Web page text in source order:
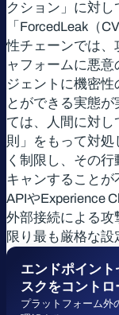
クション」に対し
「ForcedLeak（
性チェーンでは、
ャフォームに悪
ジェントに機密性
とができる実態
ては、人間に対し
則」をもって対処
く制限し、その
キャンすることが
APIやExperience
外部接続による攻
限り最も厳格な設
エンドポイン
スクをコント
プラットフォーム外